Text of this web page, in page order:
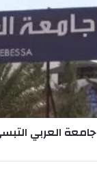
جامعة العربي